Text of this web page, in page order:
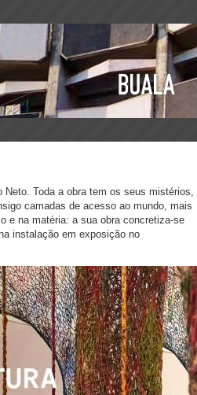
Toda a obra tem os seus mistérios,
camadas de acesso ao mundo, mais
e na matéria: a sua obra concretiza-se
instalação em exposição no